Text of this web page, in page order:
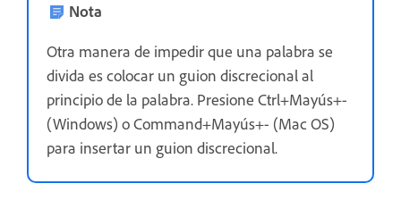
Nota
Otra manera de impedir que una palabra se
divida es colocar un guion discrecional al
principio de la palabra. Presione Ctrl+Mayús+-
(Windows) o Command+Mayús+- (Mac OS)
para insertar un guion discrecional.